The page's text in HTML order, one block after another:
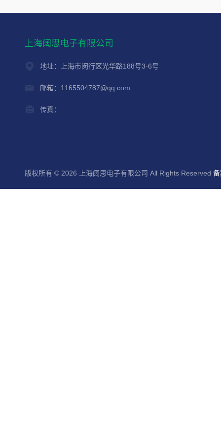
上海阔思电子有限公司
地址：上海市闵行区光华路188号3-6号
邮箱：1165504787@qq.com
传真：
版权所有 © 2026 上海阔思电子有限公司 All Rights Reserved